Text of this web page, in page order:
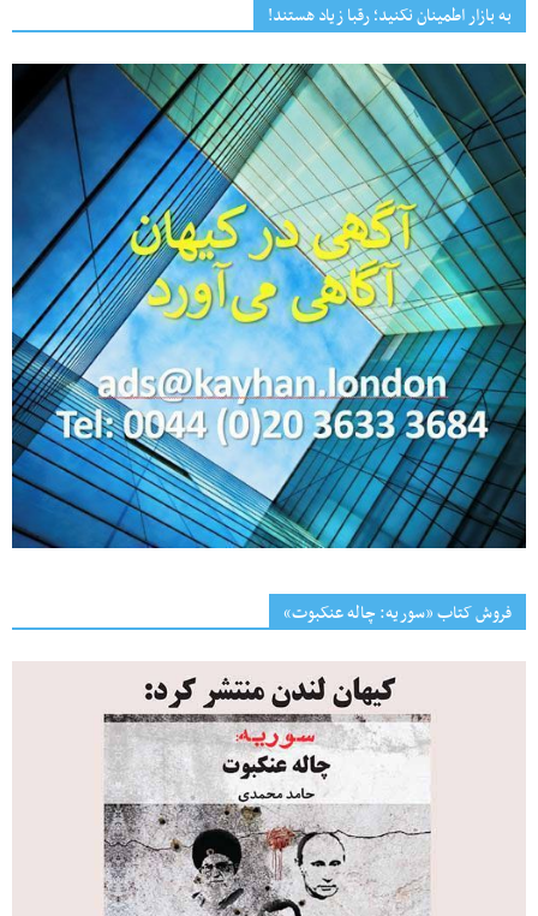
به بازار اطمینان نکنید؛ رقبا زیاد هستند!
فروش کتاب «سوریه: چاله عنکبوت»